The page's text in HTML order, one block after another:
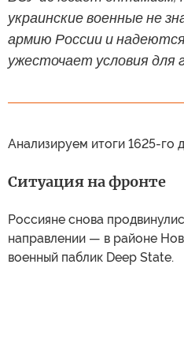
украинские военные не
армию России и
ужесточает условия для
Анализируем итоги 1625-го
Ситуация на фронте
Россияне снова
направлении — в районе
военный паблик Deep State.